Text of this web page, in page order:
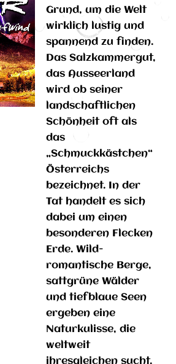
Grund, um die Welt
wirklich lustig und
spannend zu finden.
Das Salzkammergut,
das Ausseerland
wird ob seiner
landschaftlichen
Schönheit oft als
das
„Schmuckkästchen“
Österreichs
bezeichnet. In der
Tat handelt es sich
dabei um einen
besonderen Flecken
Erde. Wild-
romantische Berge,
sattgrüne Wälder
und tiefblaue Seen
ergeben eine
Naturkulisse, die
weltweit
ihresgleichen sucht.